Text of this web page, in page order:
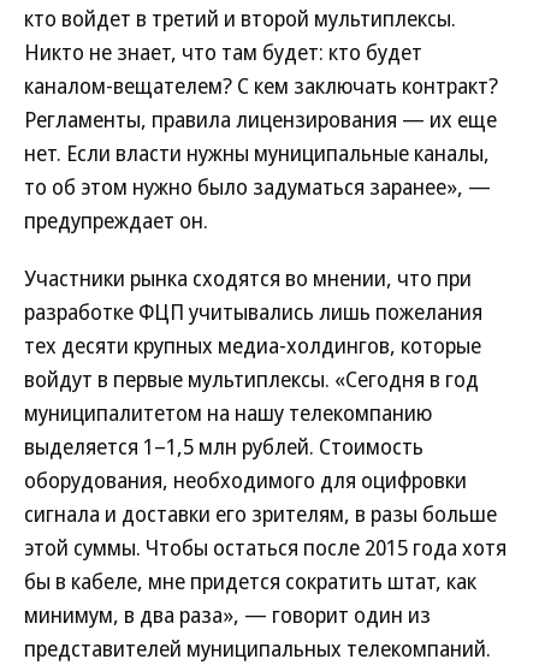
кто войдет в третий и второй мультиплексы.
Никто не знает, что там будет: кто будет
каналом-вещателем? С кем заключать контракт?
Регламенты, правила лицензирования — их еще
нет. Если власти нужны муниципальные каналы,
то об этом нужно было задуматься заранее», —
предупреждает он.
Участники рынка сходятся во мнении, что при
разработке ФЦП учитывались лишь пожелания
тех десяти крупных медиа-холдингов, которые
войдут в первые мультиплексы. «Сегодня в год
муниципалитетом на нашу телекомпанию
выделяется 1–1,5 млн рублей. Стоимость
оборудования, необходимого для оцифровки
сигнала и доставки его зрителям, в разы больше
этой суммы. Чтобы остаться после 2015 года хотя
бы в кабеле, мне придется сократить штат, как
минимум, в два раза», — говорит один из
представителей муниципальных телекомпаний.